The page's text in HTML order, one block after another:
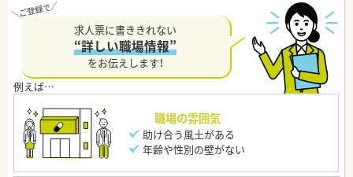
求人票に書ききれない
“詳しい職場情報”
をお伝えします！
職場の雰囲気
助け合う風土がある
年齢や性別の壁がない